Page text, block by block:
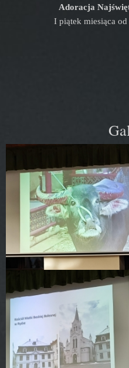
Adoracja
I piątek miesiąca